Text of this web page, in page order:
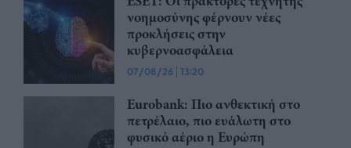
νοημοσύνης φέρνουν νέες
προκλήσεις στην
κυβερνοασφάλεια
07/08/26 | 13:20
Eurobank: Πιο ανθεκτική στο
πετρέλαιο, πιο ευάλωτη στο
φυσικό αέριο η Ευρώπη